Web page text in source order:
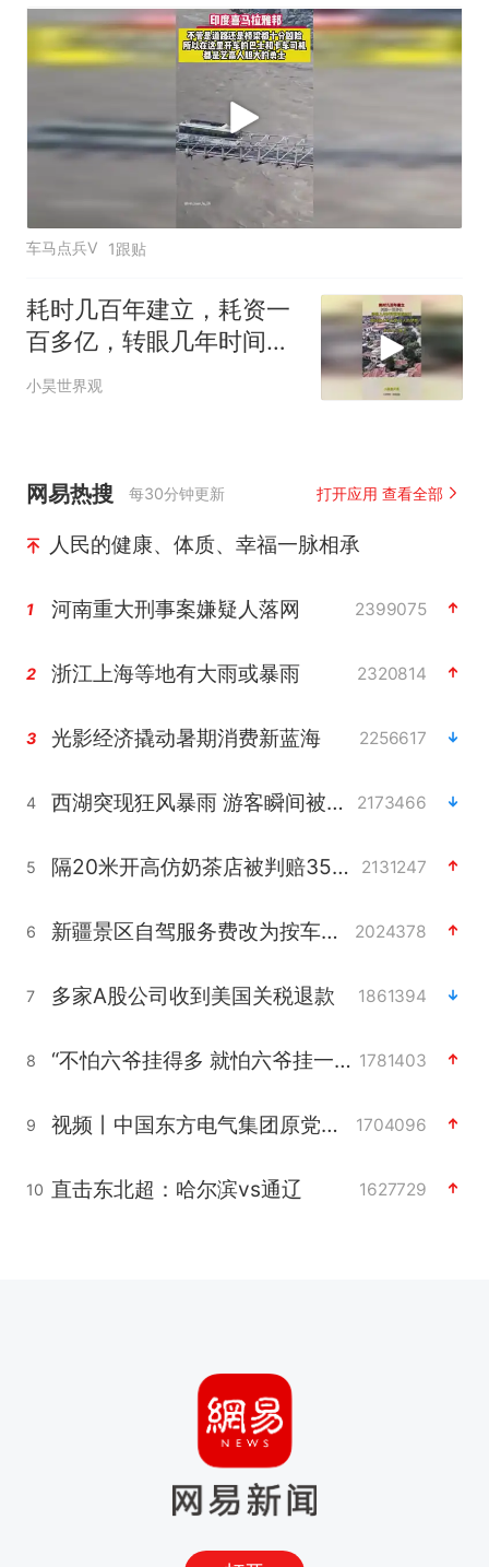
车马点兵V 1跟贴
耗时几百年建立，耗资一
百多亿，转眼几年时间竟
面临拆迁！
小昊世界观
网易热搜 每30分钟更新 打开应用 查看全部
人民的健康、体质、幸福一脉相承
1 河南重大刑事案嫌疑人落网 2399075
2 浙江上海等地有大雨或暴雨 2320814
3 光影经济撬动暑期消费新蓝海 2256617
4 西湖突现狂风暴雨 游客瞬间被浇透 2173466
5 隔20米开高仿奶茶店被判赔35万元 2131247
6 新疆景区自驾服务费改为按车收费 2024378
7 多家A股公司收到美国关税退款 1861394
8 “不怕六爷挂得多 就怕六爷挂一颗” 1781403
9 视频丨中国东方电气集团原党组副书记、董事宋致远被查 1704096
10 直击东北超：哈尔滨vs通辽 1627729